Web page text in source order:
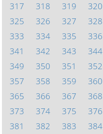
317
318 319 320
325
326 327 328
333
334 335 336
341
342 343 344
349
350 351 352
357
358 359 360
365
366 367 368
373
374 375 376
381
382 383 384